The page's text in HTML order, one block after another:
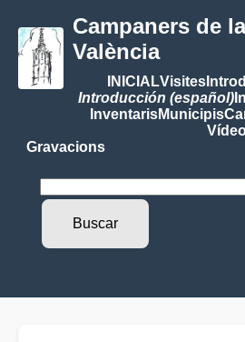
Campaners de
València
INICIALVisites
Introducción (español)
InventarisMunicipis
Gravacions